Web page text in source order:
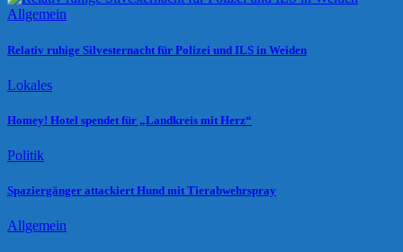
Allgemein
Relativ ruhige Silvesternacht für Polizei und ILS in Weiden
Lokales
Homey! Hotel spendet für „Landkreis mit Herz“
Politik
Spaziergänger attackiert Hund mit Tierabwehrspray
Allgemein